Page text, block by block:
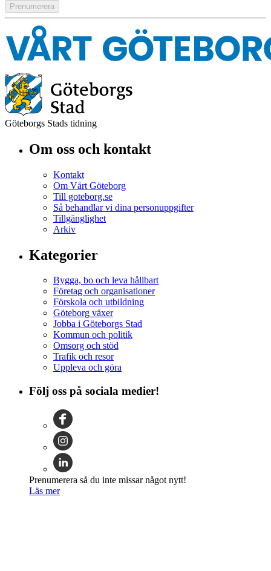
Göteborgs Stads tidning
Om oss och kontakt
Kontakt
Om Vårt Göteborg
Till goteborg.se
Så behandlar vi dina personuppgifter
Tillgänglighet
Arkiv
Kategorier
Bygga, bo och leva hållbart
Företag och organisationer
Förskola och utbildning
Göteborg växer
Jobba i Göteborgs Stad
Kommun och politik
Omsorg och stöd
Trafik och resor
Uppleva och göra
Följ oss på sociala medier!
Prenumerera så du inte missar något nytt!
Läs mer